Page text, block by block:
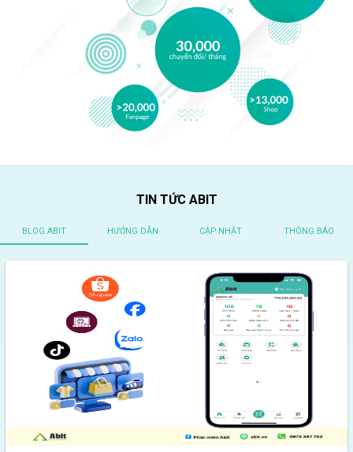
TIN TỨC ABIT
BLOG ABIT HƯỚNG DẪN CẬP NHẬT THÔNG BÁO